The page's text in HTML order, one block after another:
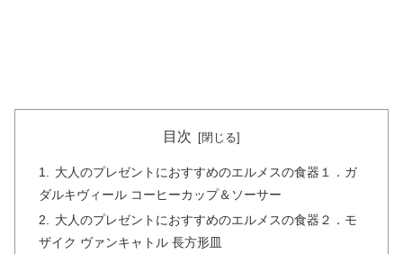
目次
大人のプレゼントにおすすめのエルメスの食器１．ガ
ダルキヴィール コーヒーカップ＆ソーサー
大人のプレゼントにおすすめのエルメスの食器２．モ
ザイク ヴァンキャトル 長方形皿